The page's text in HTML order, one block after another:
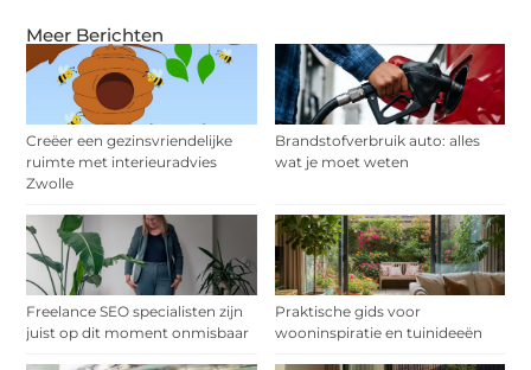
Meer Berichten
Creëer een gezinsvriendelijke
ruimte met interieuradvies
Zwolle
Brandstofverbruik auto: alles
wat je moet weten
Freelance SEO specialisten zijn
juist op dit moment onmisbaar
Praktische gids voor
wooninspiratie en tuinideeën